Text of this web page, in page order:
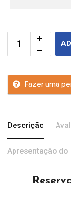
Fazer uma
Descrição
Apresentação do